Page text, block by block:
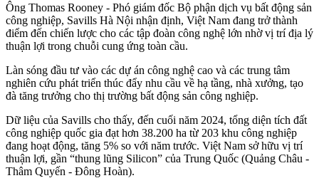
Ông Thomas Rooney - Phó giám đốc Bộ phận dịch vụ bất động sản
công nghiệp, Savills Hà Nội nhận định, Việt Nam đang trở thành
điểm đến chiến lược cho các tập đoàn công nghệ lớn nhờ vị trí địa lý
thuận lợi trong chuỗi cung ứng toàn cầu.
Làn sóng đầu tư vào các dự án công nghệ cao và các trung tâm
nghiên cứu phát triển thúc đẩy nhu cầu về hạ tầng, nhà xưởng, tạo
đà tăng trưởng cho thị trường bất động sản công nghiệp.
Dữ liệu của Savills cho thấy, đến cuối năm 2024, tổng diện tích đất
công nghiệp quốc gia đạt hơn 38.200 ha từ 203 khu công nghiệp
đang hoạt động, tăng 5% so với năm trước. Việt Nam sở hữu vị trí
thuận lợi, gần “thung lũng Silicon” của Trung Quốc (Quảng Châu -
Thâm Quyến - Đông Hoàn).